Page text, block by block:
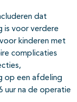
dat
is voor verdere
kinderen met
complicaties
op een afdeling
uur na de operatie